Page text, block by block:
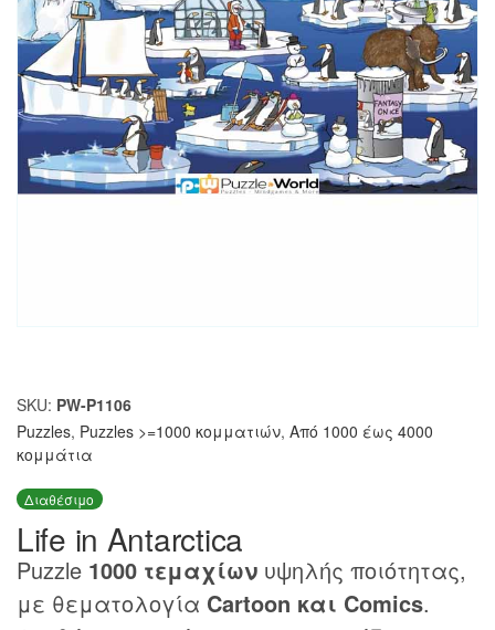
SKU: PW-P1106
Puzzles, Puzzles >=1000 κομματιών, Από 1000 έως 4000
κομμάτια
Διαθέσιμο
Life in Antarctica
Puzzle 1000 τεμαχίων υψηλής ποιότητας,
με θεματολογία Cartoon και Comics.